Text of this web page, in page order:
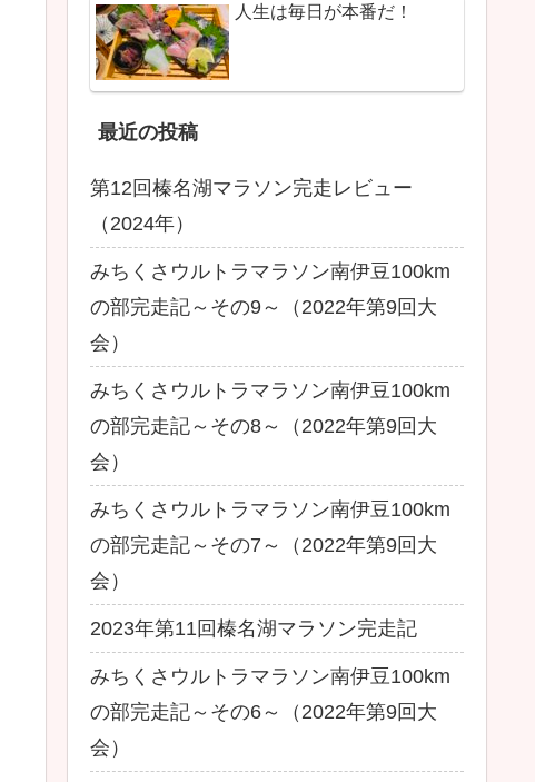
人生は毎日が本番だ！
最近の投稿
第12回榛名湖マラソン完走レビュー
（2024年）
みちくさウルトラマラソン南伊豆100km
の部完走記～その9～（2022年第9回大
会）
みちくさウルトラマラソン南伊豆100km
の部完走記～その8～（2022年第9回大
会）
みちくさウルトラマラソン南伊豆100km
の部完走記～その7～（2022年第9回大
会）
2023年第11回榛名湖マラソン完走記
みちくさウルトラマラソン南伊豆100km
の部完走記～その6～（2022年第9回大
会）